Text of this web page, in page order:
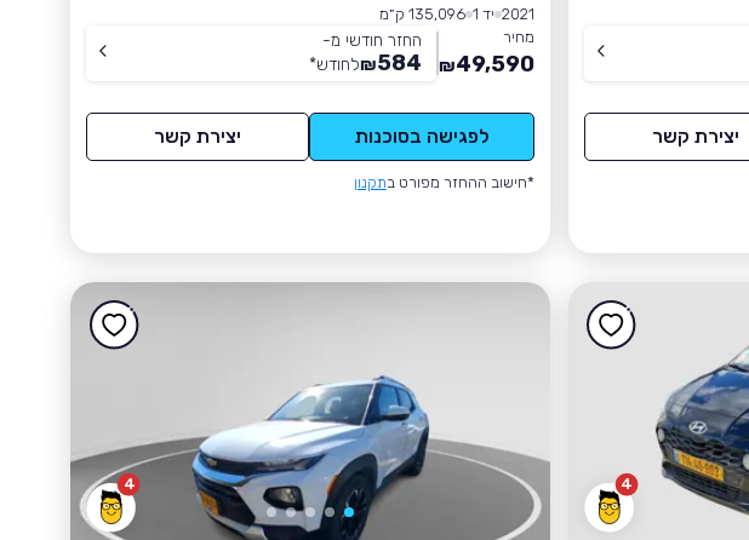
יצירת קשר
2021 יד 1
135,096 ק״מ
מחיר
49,590
₪
החזר חודשי מ-
584
₪לחודש*
לפגישה בסוכנות יצירת קשר
*חישוב ההחזר מפורט בתקנון
4
4